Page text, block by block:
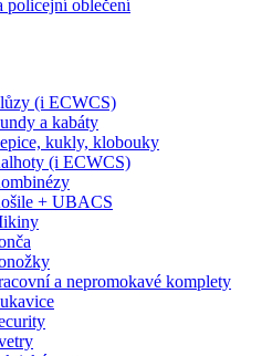
(i ECWCS)
a kabáty
kukly, klobouky
(i ECWCS)
+ UBACS
a nepromokavé komplety